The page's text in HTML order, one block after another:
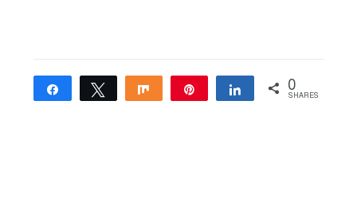
Share Tweet Share Share 0
SHARES